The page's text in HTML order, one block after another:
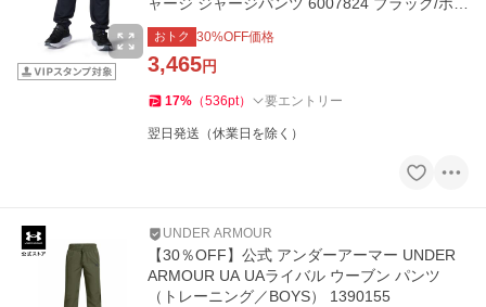
イト
おトク 30%OFF価格
3,465円
17% （536pt） 要エントリー
翌日発送（休業日を除く）
UNDER ARMOUR
【30％OFF】公式 アンダーアーマー UNDER
ARMOUR UA UAライバル ウーブン パンツ
（トレーニング／BOYS） 1390155